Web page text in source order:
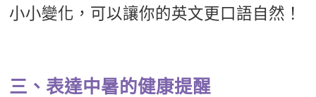
小小變化，可以讓你的英文更口語自然！
三、表達中暑的健康提醒